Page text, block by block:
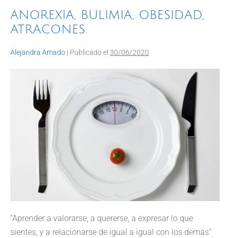
o
o
k
p
p
n
tir
ANOREXIA, BULIMIA, OBESIDAD,
ATRACONES.
Alejandra Amado | Publicado el 30/06/2020
“Aprender a valorarse, a quererse, a expresar lo que
sientes, y a relacionarse de igual a igual con los demás”